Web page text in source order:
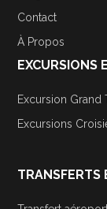
Contact
À Propos
EXCURSIONS
Excursion Grand
Excursions
TRANSFERTS